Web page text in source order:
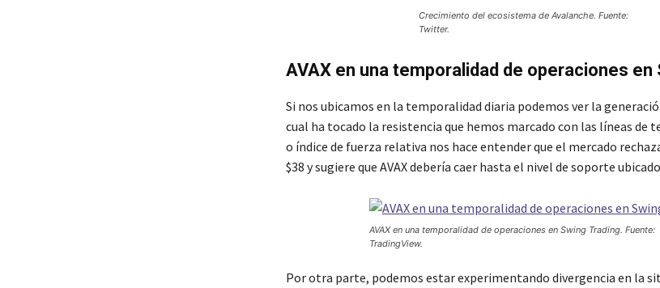
Crecimiento del ecosistema de Avalanche. Fuente:
Twitter.
AVAX en una temporalidad de operaciones en
Si nos ubicamos en la temporalidad diaria podemos ver la
cual ha tocado la resistencia que hemos marcado con las líneas de
o índice de fuerza relativa nos hace entender que el mercado
$38 y sugiere que AVAX debería caer hasta el nivel de soporte
AVAX en una temporalidad de operaciones en Swing Trading. Fuente:
TradingView.
Por otra parte, podemos estar experimentando divergencia en la